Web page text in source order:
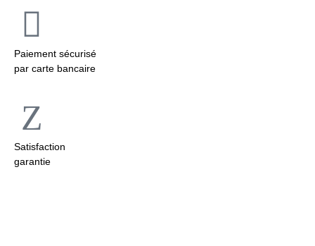
Paiement sécurisé
par carte bancaire
Satisfaction
garantie